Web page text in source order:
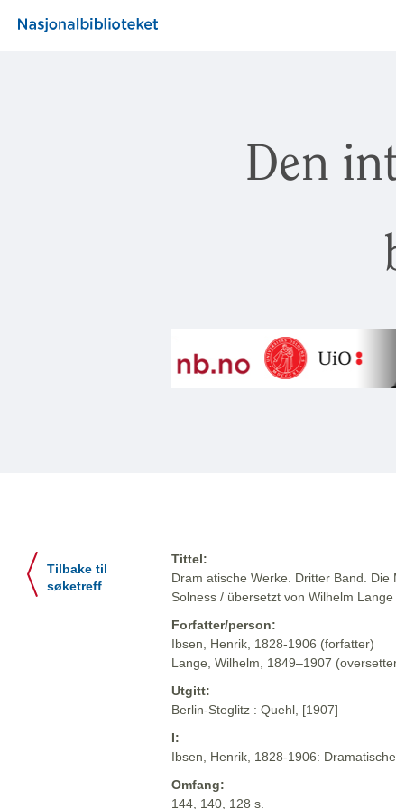
Den
Tilbake til
søketreff
Tittel:
Dram atische Werke. Dritter Band.
Solness / übersetzt von Wilhelm Lange
Forfatter/person:
Ibsen, Henrik, 1828-1906 (forfatter)
Lange, Wilhelm, 1849–1907
Utgitt:
Berlin-Steglitz : Quehl, [1907]
I:
Ibsen, Henrik, 1828-1906:
Omfang:
144, 140, 128 s.